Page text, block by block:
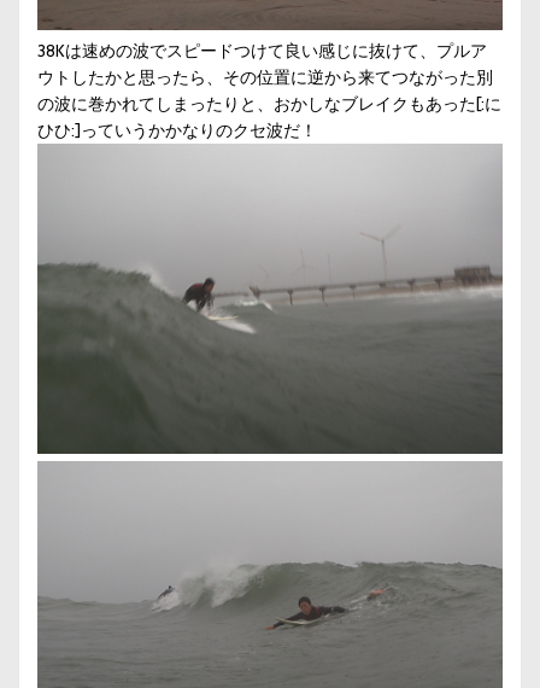
38Kは速めの波でスピードつけて良い感じに抜けて、プルア
ウトしたかと思ったら、その位置に逆から来てつながった別
の波に巻かれてしまったりと、おかしなブレイクもあった[:に
ひひ:]っていうかかなりのクセ波だ！